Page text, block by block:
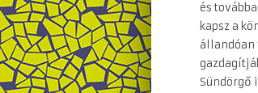
és
kapsz a
állandóan
Sündörgő